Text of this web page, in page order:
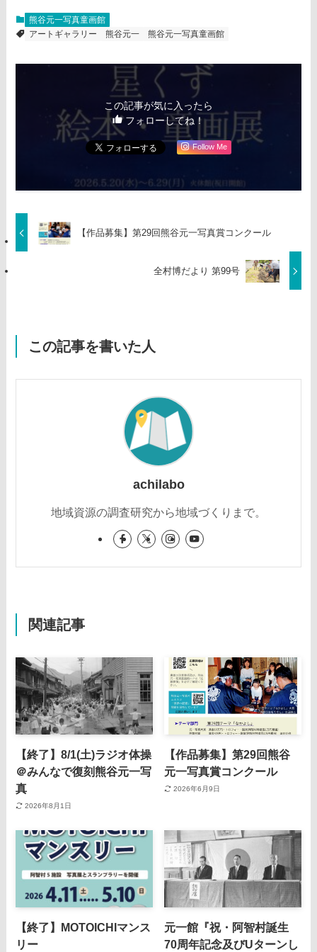
熊谷元一写真童画館
アートギャラリー
熊谷元一 熊谷元一写真童画館
この記事が気に入ったら
フォローしてね！
Follow Me
【作品募集】第29回熊谷元一写真賞コンクール
全村博だより 第99号
この記事を書いた人
achilabo
地域資源の調査研究から地域づくりまで。
関連記事
【終了】8/1(土)ラジオ体操
＠みんなで復刻熊谷元一写
真
2026年8月1日
【作品募集】第29回熊谷
元一写真賞コンクール
2026年6月9日
【終了】MOTOICHIマンス
リー
元一館『祝・阿智村誕生
70周年記念及びUターンし